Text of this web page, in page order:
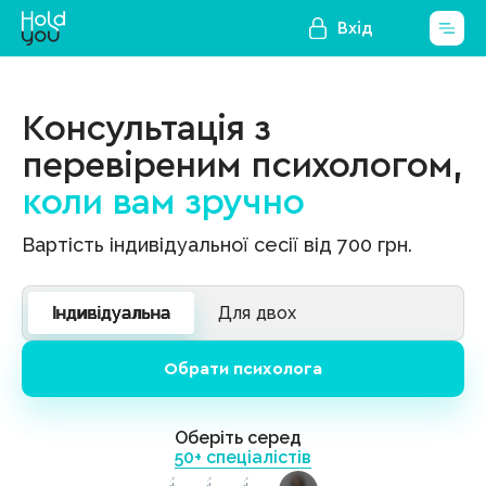
Вхід
Консультація з
перевіреним психологом,
коли вам зручно
Вартість індивідуальної сесії від 700 грн.
Індивідуальна Для двох
Обрати психолога
Оберіть серед
50+ спеціалістів